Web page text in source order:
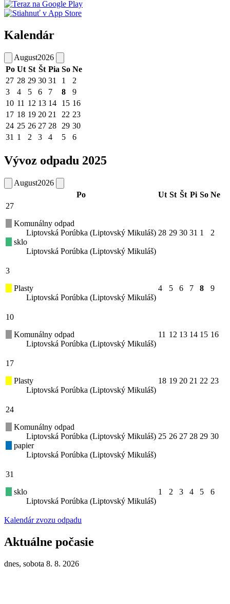
Kalendár
August2026
Po Ut St Št Pia So Ne
27 28 29 30 31 1
2
3
4 5 6 7 8
9
10 11 12 13 14 15 16
17 18 19 20 21 22 23
24 25 26 27 28 29 30
31 1 2 3 4 5 6
Vývoz odpadu 2025
August2026
Po
Ut St Št Pi So Ne
27
Komunálny odpad
Liptovská Porúbka (Liptovský Mikuláš)
sklo
Liptovská Porúbka (Liptovský Mikuláš)
28 29 30 31 1 2
3
Plasty
Liptovská Porúbka (Liptovský Mikuláš)
4 5 6 7 8 9
10
Komunálny odpad
Liptovská Porúbka (Liptovský Mikuláš)
11 12 13 14 15 16
17
Plasty
Liptovská Porúbka (Liptovský Mikuláš)
18 19 20 21 22 23
24
Komunálny odpad
Liptovská Porúbka (Liptovský Mikuláš)
papier
Liptovská Porúbka (Liptovský Mikuláš)
25 26 27 28 29 30
31
sklo
Liptovská Porúbka (Liptovský Mikuláš)
1 2 3 4 5 6
Kalendár zvozu odpadu
Aktuálne počasie
dnes, sobota 8. 8. 2026